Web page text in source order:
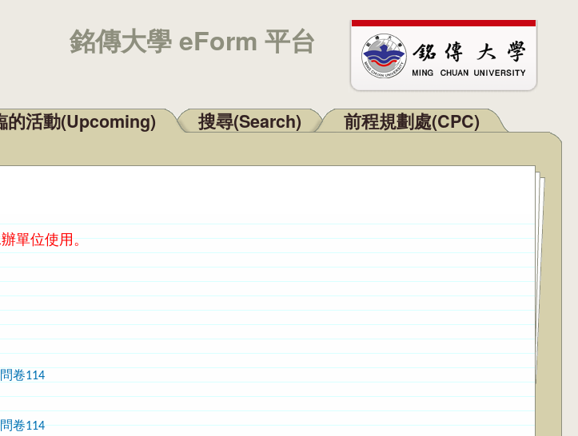
銘傳大學 eForm 平台
的活動(Upcoming) 搜尋(Search) 前程規劃處(CPC)
單位使用。
卷114
卷114